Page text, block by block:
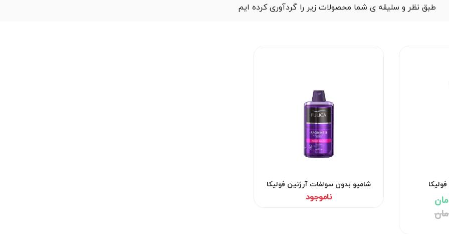
طبق نظر و سلیقه ی شما محصولات زیر را گردآوری کرده ایم
شامپو بدون سولفات آرژنین فولیکا
ناموجود